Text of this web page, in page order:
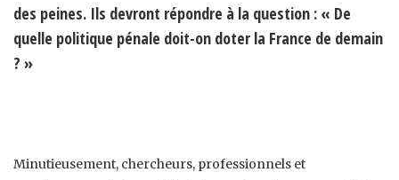
des peines. Ils devront répondre à la question : « De
quelle politique pénale doit-on doter la France de demain
? »
Minutieusement, chercheurs, professionnels et